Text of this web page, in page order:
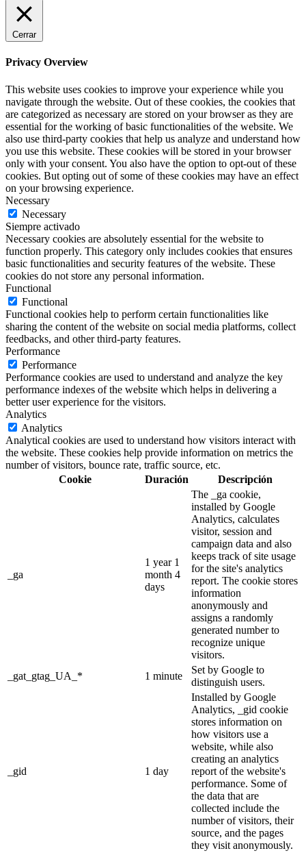
Cerrar
Privacy Overview
This website uses cookies to improve your experience while you
navigate through the website. Out of these cookies, the cookies that
are categorized as necessary are stored on your browser as they are
essential for the working of basic functionalities of the website. We
also use third-party cookies that help us analyze and understand how
you use this website. These cookies will be stored in your browser
only with your consent. You also have the option to opt-out of these
cookies. But opting out of some of these cookies may have an effect
on your browsing experience.
Necessary
Necessary
Siempre activado
Necessary cookies are absolutely essential for the website to
function properly. This category only includes cookies that ensures
basic functionalities and security features of the website. These
cookies do not store any personal information.
Functional
Functional
Functional cookies help to perform certain functionalities like
sharing the content of the website on social media platforms, collect
feedbacks, and other third-party features.
Performance
Performance
Performance cookies are used to understand and analyze the key
performance indexes of the website which helps in delivering a
better user experience for the visitors.
Analytics
Analytics
Analytical cookies are used to understand how visitors interact with
the website. These cookies help provide information on metrics the
number of visitors, bounce rate, traffic source, etc.
Cookie
Duración Descripción
_ga
1 year 1
month 4
days
The _ga cookie,
installed by Google
Analytics, calculates
visitor, session and
campaign data and also
keeps track of site usage
for the site's analytics
report. The cookie stores
information
anonymously and
assigns a randomly
generated number to
recognize unique
visitors.
_gat_gtag_UA_*
1 minute
Set by Google to
distinguish users.
_gid 1 day
Installed by Google
Analytics, _gid cookie
stores information on
how visitors use a
website, while also
creating an analytics
report of the website's
performance. Some of
the data that are
collected include the
number of visitors, their
source, and the pages
they visit anonymously.